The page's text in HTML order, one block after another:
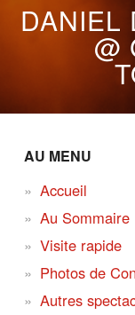
DANIEL
@
AU MENU
Accueil
Au Sommaire
Visite rapide
Photos de
Autres